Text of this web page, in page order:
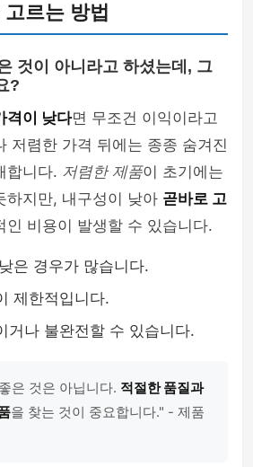
르는 방법
것이 아니라고 하셨는데, 그
?
격이 낮다면 무조건 이익이라고
저렴한 가격 뒤에는 종종 숨겨진
합니다. 저렴한 제품이 초기에는
하지만, 내구성이 낮아 곧바로 고
인 비용이 발생할 수 있습니다.
은 경우가 많습니다.
제한적입니다.
거나 불완전할 수 있습니다.
은 것은 아닙니다. 적절한 품질과
을 찾는 것이 중요합니다." - 제품